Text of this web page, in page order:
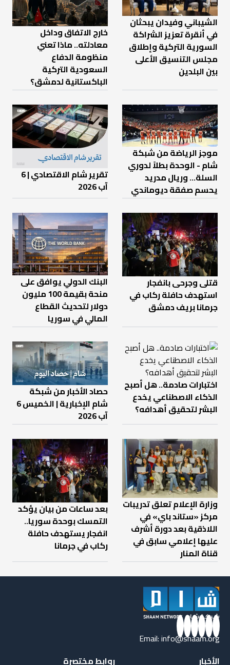
الشيباني وفيدان يبحثان
في أنقرة تعزيز الشراكة
السورية التركية وإطلاق
مجلس التنسيق الأعلى
بين البلدين
خارج الاتفاق وداخل
معادلته.. ماذا تعني
منظومة الدفاع
السعودية التركية
الباكستانية لدمشق؟
موجز الرياضة من شبكة
شام - الوحدة بطلاً لدوري
السلة... وريال مدريد
يحسم صفقة ديوماندي
تقرير شام الاقتصادي | 6
آب 2026
قتلى وجرحى بانفجار
استهدف حافلة ركاب في
جرمانا بريف دمشق
البنك الدولي يوافق على
منحة بقيمة 100 مليون
دولار لتحديث القطاع
المالي في سوريا
اختبارات صادمة.. هل أصبح
الذكاء الاصطناعي يخدع
البشر لتحقيق أهدافه؟
حصاد الأخبار من شبكة
شام الإخبارية | الخميس 6
آب 2026
وزارة الإعلام تعلق تدريبات
مركز «ستاند باي» في
اللاذقية بعد دورة أشرف
عليها إعلامي سابق في
قناة المنار
بعد ساعات من بيان يؤكد
التمسك بوحدة سوريا..
انفجار يستهدف حافلة
ركاب في جرمانا
Email:info@shaam.org
الأخبار
روابط مختصرة